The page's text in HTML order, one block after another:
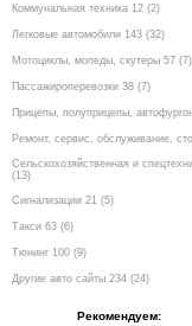
Коммунальная техника 12 (2)
Легковые автомобили 143 (32)
Мотоциклы, мопеды, скутеры 57 (7)
Пассажироперевозки 38 (7)
Прицепы, полуприцепы,
Ремонт, сервис, обслуживание,
Сельскохозяйственная и
(13)
Сигнализации 21 (5)
Такси 63 (6)
Тюнинг 100 (9)
Другие авто сайты 234 (24)
Рекомендуем: